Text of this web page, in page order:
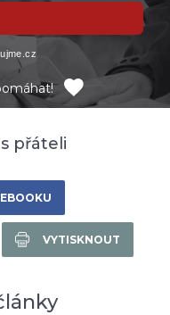
přáteli
VYTISKNOUT